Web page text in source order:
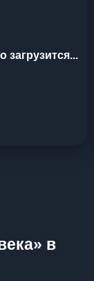
загрузится...
в